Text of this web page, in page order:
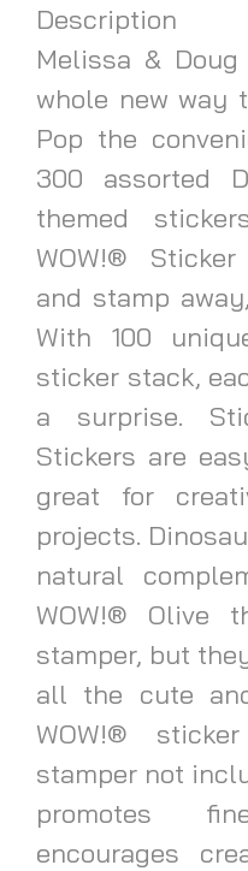
Description
Melissa &
whole new way
Pop the
300 assorted
themed
WOW!®
and stamp
With 100
sticker stack,
a surprise.
Stickers are
great for
projects.
natural
WOW!® Olive
stamper, but
all the cute
WOW!®
stamper not
promotes
encourages